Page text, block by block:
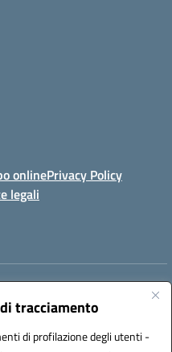
tracciamento
di profilazione degli utenti -
onlinePrivacy Policy
legali